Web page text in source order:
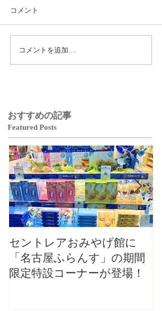
コメント
コメントを追加…
おすすめの記事
Featured Posts
セントレアおみやげ館に
「名古屋ふらんす」の期間
限定特設コーナーが登場！